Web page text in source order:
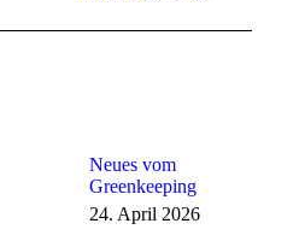
Neues vom
Greenkeeping
24. April 2026